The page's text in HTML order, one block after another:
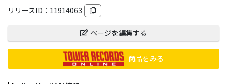
リリースID： 11914063
ページを編集する
商品をみる